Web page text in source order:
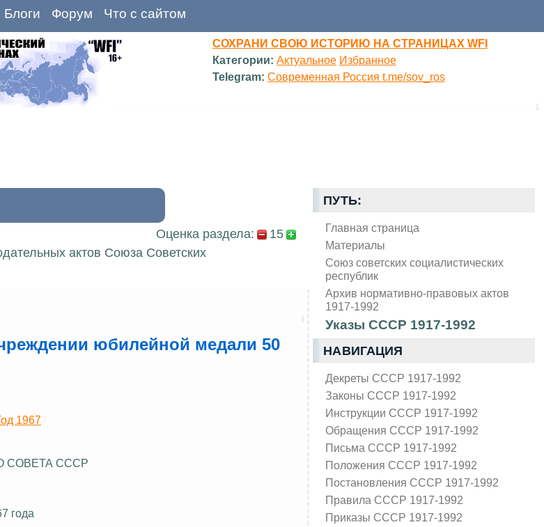
Блоги Форум Что с сайтом
СОХРАНИ СВОЮ ИСТОРИЮ НА СТРАНИЦАХ WFI
Категории: Актуальное Избранное
Telegram: Современная Россия t.me/sov_ros
ПУТЬ:
Главная страница
Материалы
Союз советских социалистических
республик
Архив нормативно-правовых актов
1917-1992
Указы СССР 1917-1992
НАВИГАЦИЯ
Декреты СССР 1917-1992
Законы СССР 1917-1992
Инструкции СССР 1917-1992
Обращения СССР 1917-1992
Письма СССР 1917-1992
Положения СССР 1917-1992
Постановления СССР 1917-1992
Правила СССР 1917-1992
Приказы СССР 1917-1992
Оценка раздела:
15
актов Союза Советских
юбилейной медали 50
1967
СОВЕТА СССР
года